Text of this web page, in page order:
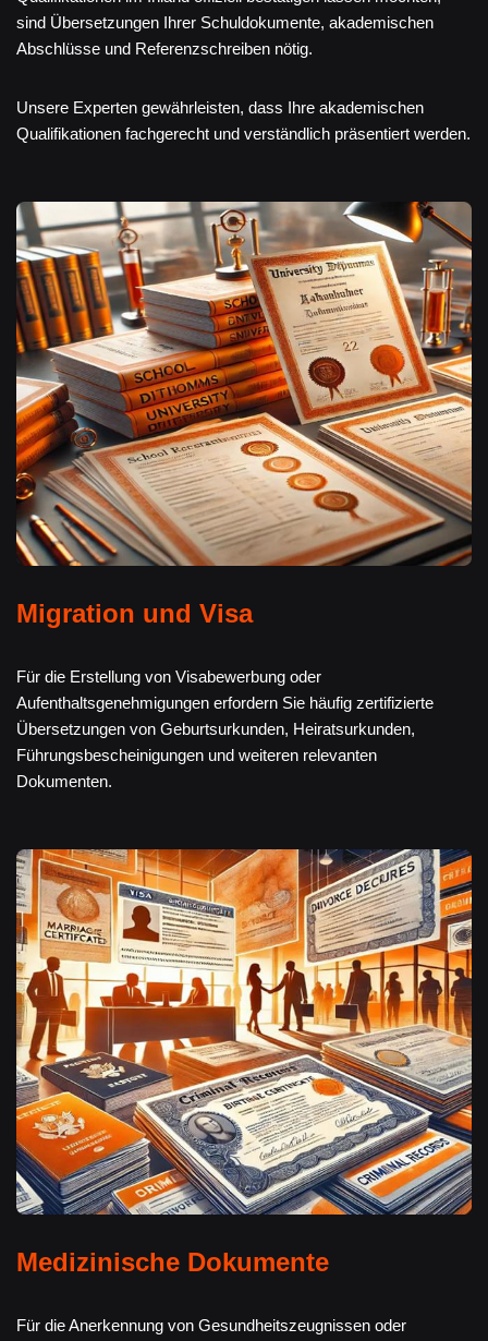
sind Übersetzungen Ihrer Schuldokumente, akademischen
Abschlüsse und Referenzschreiben nötig.
Unsere Experten gewährleisten, dass Ihre akademischen
Qualifikationen fachgerecht und verständlich präsentiert werden.
Migration und Visa
Für die Erstellung von Visabewerbung oder
Aufenthaltsgenehmigungen erfordern Sie häufig zertifizierte
Übersetzungen von Geburtsurkunden, Heiratsurkunden,
Führungsbescheinigungen und weiteren relevanten
Dokumenten.
Medizinische Dokumente
Für die Anerkennung von Gesundheitszeugnissen oder